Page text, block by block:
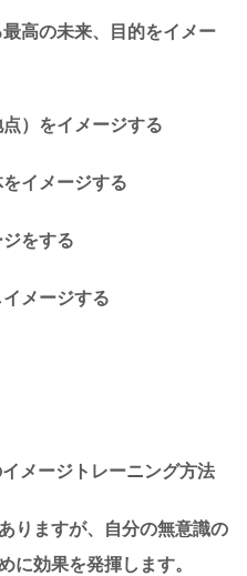
高の未来、目的をイメー
）をイメージする
イメージする
をする
メージする
メージトレーニング方法
りますが、自分の無意識の
に効果を発揮します。